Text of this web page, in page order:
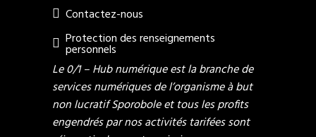
Contactez-nous
Protection des renseignements
personnels
Le 0/1 – Hub numérique est la branche de
services numériques de l’organisme à but
non lucratif Sporobole et tous les profits
engendrés par nos activités tarifées sont